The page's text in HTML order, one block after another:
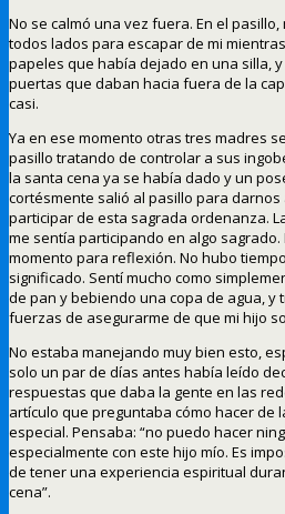
No se calmó una vez fuera. En el
todos lados para escapar de mi
papeles que había dejado en una silla,
puertas que daban hacia fuera de la
casi.
Ya en ese momento otras tres madres
pasillo tratando de controlar a sus
la santa cena ya se había dado y un
cortésmente salió al pasillo para
participar de esta sagrada ordenanza.
me sentía participando en algo
momento para reflexión. No hubo
significado. Sentí mucho como
de pan y bebiendo una copa de agua, y
fuerzas de asegurarme de que mi hijo
No estaba manejando muy bien esto,
solo un par de días antes había leído
respuestas que daba la gente en las
artículo que preguntaba cómo hacer de
especial. Pensaba: “no puedo hacer
especialmente con este hijo mío. Es
de tener una experiencia espiritual
cena”.